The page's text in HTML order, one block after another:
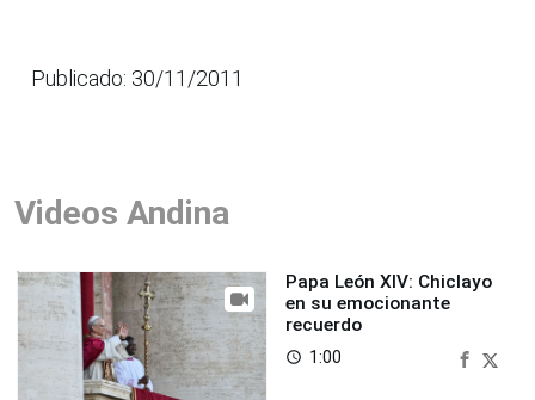
Publicado: 30/11/2011
Videos Andina
Papa León XIV: Chiclayo
en su emocionante
recuerdo
access_time 1:00